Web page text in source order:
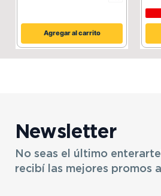
Agregar al carrito
Newsletter
No seas el último
recibí las mejores promos